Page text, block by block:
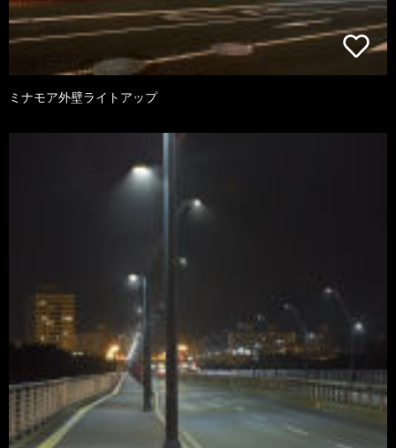
ミナモア外壁ライトアップ